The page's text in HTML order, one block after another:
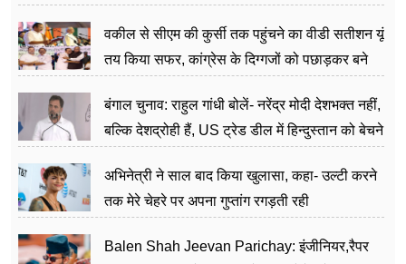
वकील से सीएम की कुर्सी तक पहुंचने का वीडी सतीशन यूं
तय किया सफर, कांग्रेस के दिग्गजों को पछाड़कर बने
बंगाल चुनाव: राहुल गांधी बोलें- नरेंद्र मोदी देशभक्त नहीं,
बल्कि देशद्रोही हैं, US ट्रेड डील में हिन्दुस्तान को बेचने
अभिनेत्री ने साल बाद किया खुलासा, कहा- उल्टी करने
तक मेरे चेहरे पर अपना गुप्तांग रगड़ती रही
Balen Shah Jeevan Parichay: इंजीनियर,रैपर